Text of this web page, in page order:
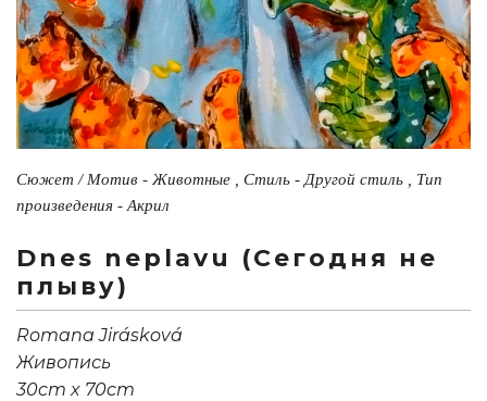
Сюжет / Мотив - Животные , Стиль - Другой стиль , Тип
произведения - Акрил
Dnes neplavu (Сегодня не
плыву)
Romana Jirásková
Живопись
30cm x 70cm